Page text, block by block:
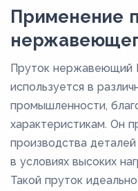
Применение
Пруток нержавеющий
используется в
промышленности,
характеристикам. Он
производства
в условиях высоких
Такой пруток